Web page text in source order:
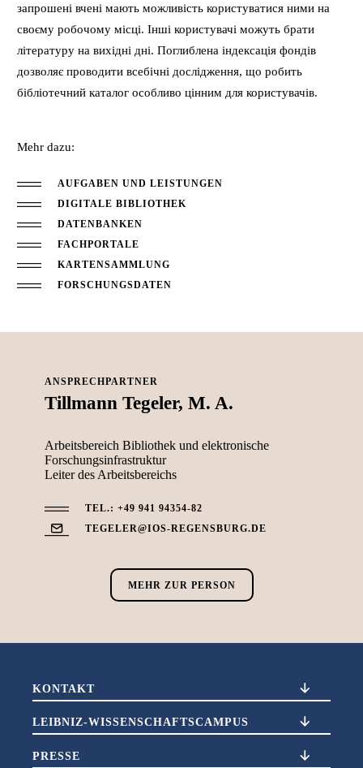
запрошені вчені мають можливість користуватися ними на
своєму робочому місці. Інші користувачі можуть брати
літературу на вихідні дні. Поглиблена індексація фондів
дозволяє проводити всебічні дослідження, що робить
бібліотечний каталог особливо цінним для користувачів.
Mehr dazu:
AUFGABEN UND LEISTUNGEN
DIGITALE BIBLIOTHEK
DATENBANKEN
FACHPORTALE
KARTENSAMMLUNG
FORSCHUNGSDATEN
ANSPRECHPARTNER
Tillmann Tegeler, M. A.
Arbeitsbereich Bibliothek und elektronische
Forschungsinfrastruktur
Leiter des Arbeitsbereichs
TEL.: +49 941 94354-82
TEGELER@IOS-REGENSBURG.DE
MEHR ZUR PERSON
KONTAKT
LEIBNIZ-WISSENSCHAFTSCAMPUS
PRESSE